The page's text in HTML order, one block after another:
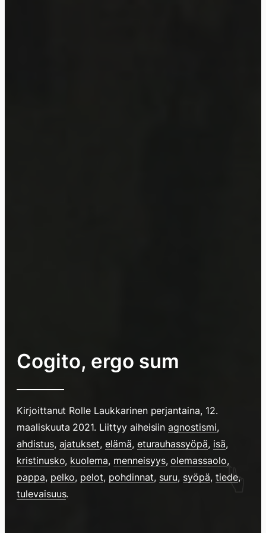
Cogito, ergo sum
Kirjoittanut Rolle Laukkarinen perjantaina, 12.
maaliskuuta 2021. Liittyy aiheisiinagnostismi,
ahdistus, ajatukset,elämä, eturauhassyöpä, isä,
kristinusko, kuolema, menneisyys,olemassaolo,
pappa, pelko, pelot, pohdinnat, suru, syöpä, tiede,
tulevaisuus.